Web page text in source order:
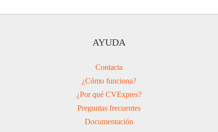
AYUDA
Contacta
¿Cómo funciona?
¿Por qué CVExpres?
Preguntas frecuentes
Documentación